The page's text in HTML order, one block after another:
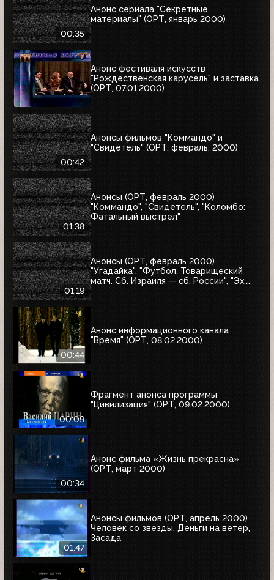
00:35
Анонс сериала "Секретные
материалы" (ОРТ, январь 2000)
Анонс фестиваля искусств
"Рождественская карусель" и заставка
(ОРТ, 07.01.2000)
00:42
Анонсы фильмов "Коммандо" и
"Свидетель" (ОРТ, февраль, 2000)
01:38
Анонсы (ОРТ, февраль 2000)
"Коммандо", "Свидетель", "Коломбо:
Фатальный выстрел"
01:19
Анонсы (ОРТ, февраль 2000)
"Угадайка", "Футбол. Товарищеский
матч. Сб. Израиля — сб. России", "Эх,
00:44
Анонс информационного канала
"Время" (ОРТ, 08.02.2000)
00:09
Фрагмент анонса программы
"Цивилизация" (ОРТ, 09.02.2000)
00:34
Анонс фильма «Жизнь прекрасна»
(ОРТ, март 2000)
01:47
Анонсы фильмов (ОРТ, апрель 2000)
Человек со звезды, Деньги на ветер,
Засада